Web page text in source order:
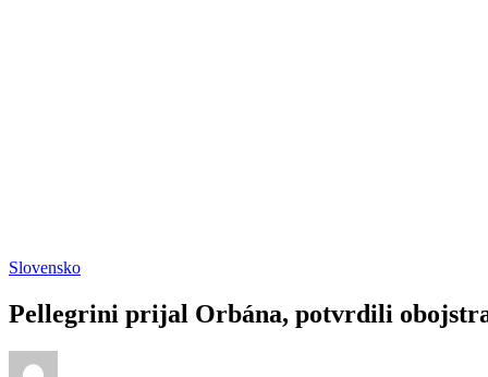
Slovensko
Pellegrini prijal Orbána, potvrdili